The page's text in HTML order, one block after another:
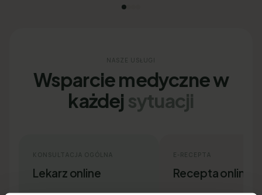
NASZE USŁUGI
Wsparcie medyczne w
każdej sytuacji
Lekarz online
E-RECEPTA
Recepta online